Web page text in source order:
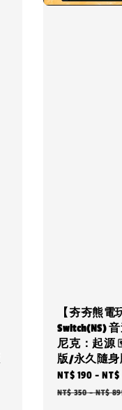
【夯夯熊電
Switch(NS)
尼克：起源
版/永久隨
Sale
price
NT$ 190 -NT$
NT$ 350-NT$